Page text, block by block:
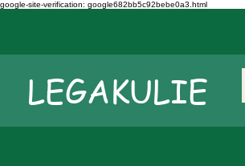
google-site-verification: google682bb5c92bebe0a3.html
LEGAKULIE